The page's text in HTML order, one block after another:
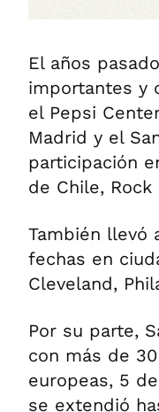
El años
importantes y
el Pepsi
Madrid y el
participación
de Chile,
También llevó
fechas en
Cleveland,
Por su parte,
con más de
europeas, 5
se extendió